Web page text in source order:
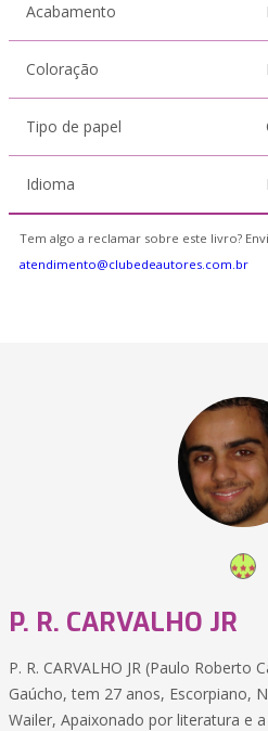
Acabamento
Coloração
Tipo de papel
Idioma
Tem algo a reclamar sobre este livro?
atendimento@clubedeautores.com.br
P. R. CARVALHO JR
P. R. CARVALHO JR (Paulo Roberto
Gaúcho, tem 27 anos, Escorpiano,
Wailer, Apaixonado por literatura e